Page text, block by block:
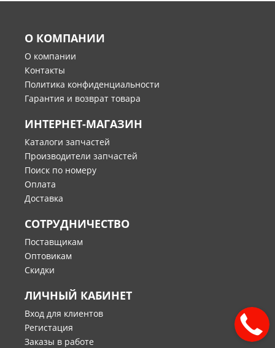
О КОМПАНИИ
О компании
Контакты
Политика конфиденциальности
Гарантия и возврат товара
ИНТЕРНЕТ-МАГАЗИН
Каталоги запчастей
Производители запчастей
Поиск по номеру
Оплата
Доставка
СОТРУДНИЧЕСТВО
Поставщикам
Оптовикам
Скидки
ЛИЧНЫЙ КАБИНЕТ
Вход для клиентов
Регистация
Заказы в работе